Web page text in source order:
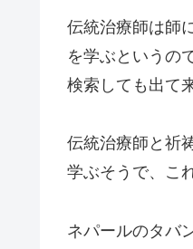
伝統治療師は師
を学ぶというの
検索しても出て
伝統治療師と祈
学ぶそうで、こ
ネパールのタバ